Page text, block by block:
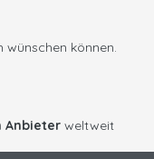
wünschen können.
Anbieter weltweit